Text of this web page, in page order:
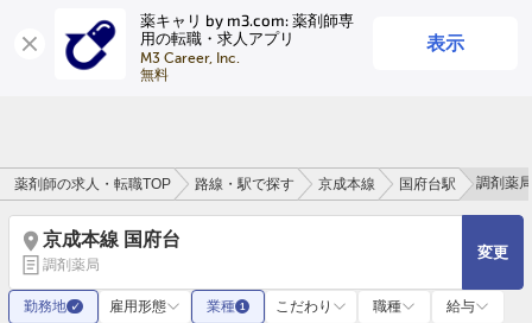
薬キャリ by m3.com: 薬剤師専
用の転職・求人アプリ
M3 Career, Inc.
無料
表示
ログイン
薬剤師の求人・転職TOP 路線・駅で探す 京成本線 国府台駅 調剤薬
京成本線 国府台
調剤薬局
変更
勤務地 ✓ 雇用形態 業種 1 こだわり 職種
給与